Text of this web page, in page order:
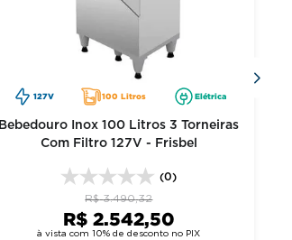
127V 100 Litros Elétrica
Bebedouro Inox 100 Litros 3 Torneiras
Com Filtro 127V - Frisbel
(0)
R$ 3.490,32
R$ 2.542,50
à vista com 10% de desconto no PIX